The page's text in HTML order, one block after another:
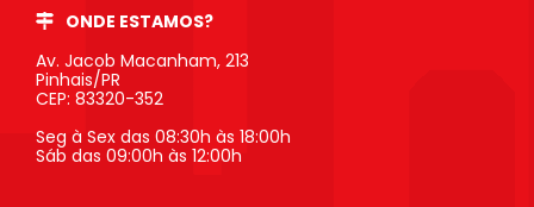
ONDE ESTAMOS?
Av. Jacob Macanham, 213
Pinhais/PR
CEP: 83320-352
Seg à Sex das 08:30h às 18:00h
Sáb das 09:00h às 12:00h